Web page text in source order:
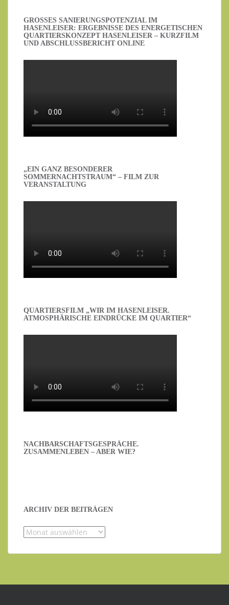
GROSSES SANIERUNGSPOTENZIAL IM H
ASENLEISER: ERGEBNISSE DES ENERGETISCHEN Q
UARTIERSKONZEPT HASENLEISER – KURZFILM U
ND ABSCHLUSSBERICHT ONLINE
„EIN GANZ BESONDERER
SOMMERNACHTSTRAUM“ – FILM ZUR
VERANSTALTUNG
QUARTIERSFILM „WIR IM HASENLEISER.
ATMOSPHÄRISCHE EINDRÜCKE IM QUARTIER“
NACHBARSCHAFTSGESPRÄCHE.
ZUSAMMENLEBEN – ABER WIE?
ARCHIV DER BEITRÄGEN
Archiv
Beiträgen